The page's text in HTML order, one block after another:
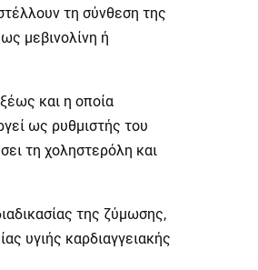
τη σύνθεση της
μεβινολίνη ή
και η οποία
ως ρυθμιστής του
τη χοληστερόλη και
της ζύμωσης,
υγιής καρδιαγγειακής